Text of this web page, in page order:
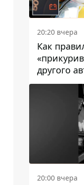
20:20 вчера
Как
другого
20:00 вчера